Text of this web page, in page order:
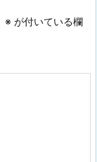
※ が付いている欄